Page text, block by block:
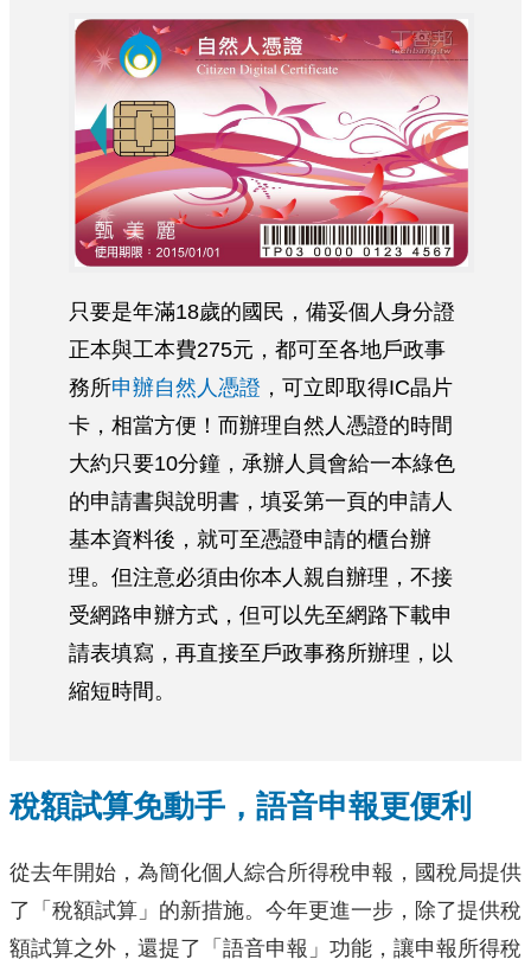
只要是年滿18歲的國民，備妥個人身分證
正本與工本費275元，都可至各地戶政事
務所申辦自然人憑證 ，可立即取得IC晶片
卡，相當方便！而辦理自然人憑證的時間
大約只要10分鐘，承辦人員會給一本綠色
的申請書與說明書，填妥第一頁的申請人
基本資料後，就可至憑證申請的櫃台辦
理。但注意必須由你本人親自辦理，不接
受網路申辦方式，但可以先至網路下載申
請表填寫，再直接至戶政事務所辦理，以
縮短時間。
稅額試算免動手，語音申報更便利
從去年開始，為簡化個人綜合所得稅申報，國稅局提供
了「稅額試算」的新措施。今年更進一步，除了提供稅
額試算之外，還提了「語音申報」功能，讓申報所得稅